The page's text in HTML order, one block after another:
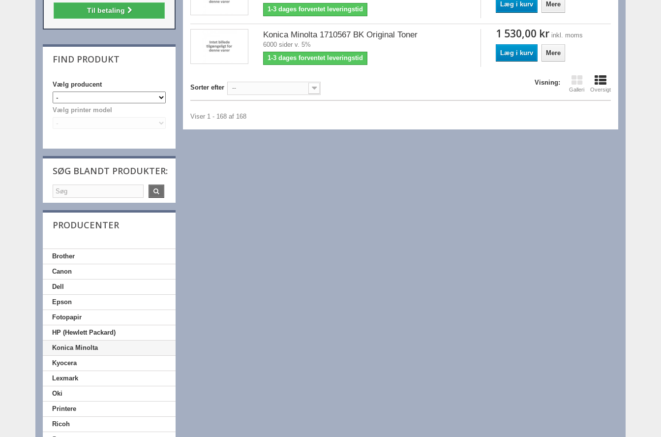
Til betaling
FIND PRODUKT
Vælg producent
Vælg printer model
SØG BLANDT PRODUKTER:
PRODUCENTER
Brother
Canon
Dell
Epson
Fotopapir
HP (Hewlett Packard)
Konica Minolta
Kyocera
Lexmark
Oki
Printere
Ricoh
1-3 dages forventet leveringstid
Læg i kurv Mere
Konica Minolta 1710567 BK Original Toner
6000 sider v. 5%
1-3 dages forventet leveringstid
1 530,00 kr inkl. moms
Læg i kurv Mere
Visning:
Galleri Oversigt
Sorter efter --
Viser 1 - 168 af 168